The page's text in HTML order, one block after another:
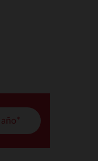
de las